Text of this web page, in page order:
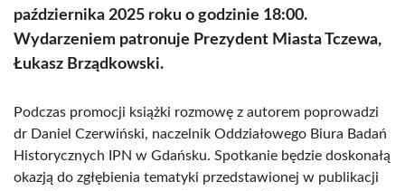
października 2025 roku o godzinie 18:00.
Wydarzeniem patronuje Prezydent Miasta Tczewa,
Łukasz Brządkowski.
Podczas promocji książki rozmowę z autorem poprowadzi
dr Daniel Czerwiński, naczelnik Oddziałowego Biura Badań
Historycznych IPN w Gdańsku. Spotkanie będzie doskonałą
okazją do zgłębienia tematyki przedstawionej w publikacji